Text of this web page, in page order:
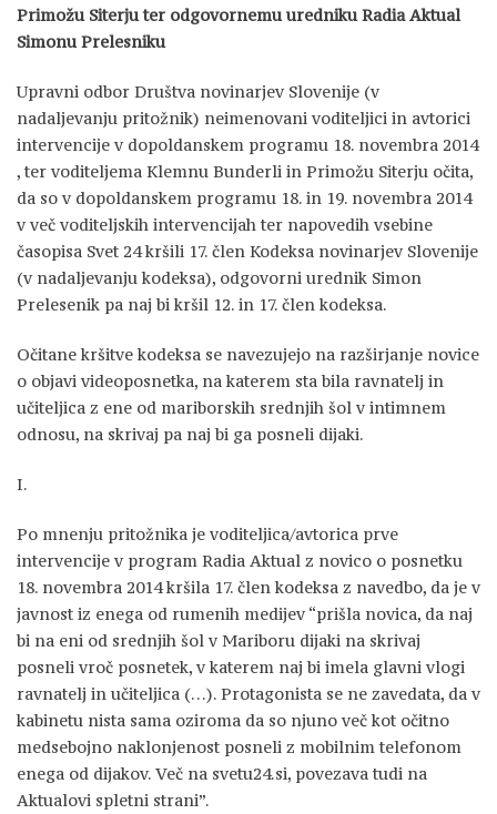
Primožu Siterju ter odgovornemu uredniku Radia Aktual
Simonu Prelesniku
Upravni odbor Društva novinarjev Slovenije (v
nadaljevanju pritožnik) neimenovani voditeljici in avtorici
intervencije v dopoldanskem programu 18. novembra 2014
, ter voditeljema Klemnu Bunderli in Primožu Siterju očita,
da so v dopoldanskem programu 18. in 19. novembra 2014
v več voditeljskih intervencijah ter napovedih vsebine
časopisa Svet 24 kršili 17. člen Kodeksa novinarjev Slovenije
(v nadaljevanju kodeksa), odgovorni urednik Simon
Prelesenik pa naj bi kršil 12. in 17. člen kodeksa.
Očitane kršitve kodeksa se navezujejo na razširjanje novice
o objavi videoposnetka, na katerem sta bila ravnatelj in
učiteljica z ene od mariborskih srednjih šol v intimnem
odnosu, na skrivaj pa naj bi ga posneli dijaki.
I.
Po mnenju pritožnika je voditeljica/avtorica prve
intervencije v program Radia Aktual z novico o posnetku
18. novembra 2014 kršila 17. člen kodeksa z navedbo, da je v
javnost iz enega od rumenih medijev “prišla novica, da naj
bi na eni od srednjih šol v Mariboru dijaki na skrivaj
posneli vroč posnetek, v katerem naj bi imela glavni vlogi
ravnatelj in učiteljica (…). Protagonista se ne zavedata, da v
kabinetu nista sama oziroma da so njuno več kot očitno
medsebojno naklonjenost posneli z mobilnim telefonom
enega od dijakov. Več na svetu24.si, povezava tudi na
Aktualovi spletni strani”.